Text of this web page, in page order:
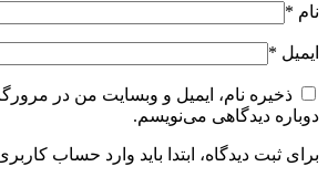
نام *
ایمیل *
ذخیره نام، ایمیل و وبسایت من در
دوباره دیدگاهی می‌نویسم.
برای ثبت دیدگاه، ابتدا باید وارد حساب